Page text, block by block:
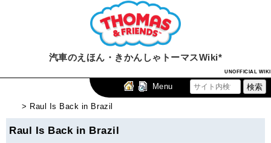
汽車のえほん・きかんしゃトーマスWiki*
UNOFFICIAL WIKI
Menu
> Raul Is Back in Brazil
Raul Is Back in Brazil